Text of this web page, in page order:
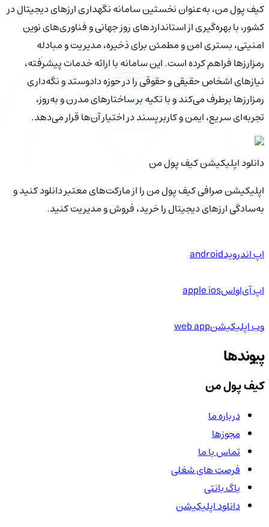
کیف‌ پول من، به‌عنوان نخستین سامانه نگهداری ارزهای دیجیتال در
کشور، با بهره‌گیری از استانداردهای روز جهانی و فناوری‌های نوین
امنیتی، بستری امن و مطمئن برای ذخیره، مدیریت و مبادله
رمزارزها فراهم کرده است. این سامانه با ارائه خدمات پیشرفته،
نیازهای اشخاص حقیقی و حقوقی را در حوزه دادوستد و نگه‌داری
رمزارزها برطرف می‌کند و با تکیه بر ساختارهای مدرن و به‌روز،
تجربه‌ای سریع، ایمن و کاربرپسند در اختیار آن‌ها قرار می‌دهد.
دانلود اپلیکیشن کیف‌ پول من
اپلیکیشن صرافی کیف پول من را از مارکت‌های معتبر دانلود کنید و
به‌سادگی ارزهای دیجیتال را خرید، فروش و مدیریت کنید.
اپ اندرویدandroid
اپ آی‌او‌اسapple ios
وب اپلیکیشنweb app
پیوندها
کیف پول من
درباره ما
مجوزها
تماس با ما
فرصت های شغلی
باگ بانتی
دانلود اپلیکیشن